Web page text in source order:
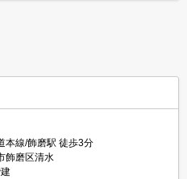
本線/飾磨駅 徒歩3分
飾磨区清水